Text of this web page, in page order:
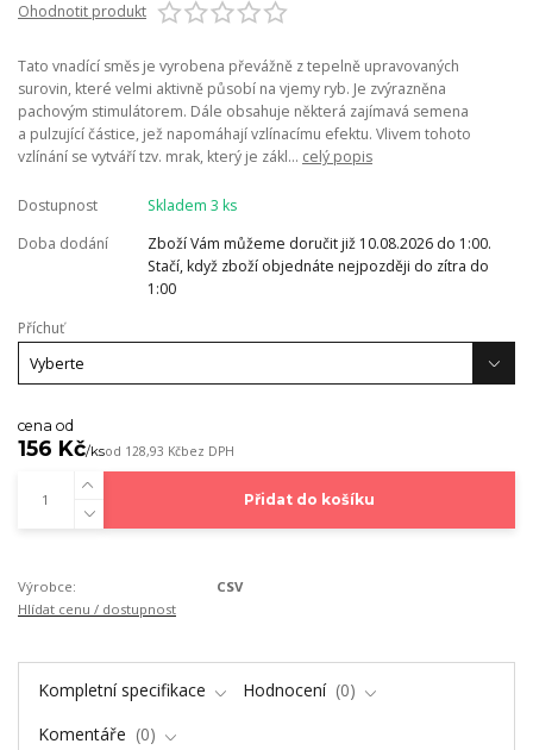
Ohodnotit produkt
Tato vnadící směs je vyrobena převážně z tepelně upravovaných
surovin, které velmi aktivně působí na vjemy ryb. Je zvýrazněna
pachovým stimulátorem. Dále obsahuje některá zajímavá semena
a pulzující částice, jež napomáhají vzlínacímu efektu. Vlivem tohoto
vzlínání se vytváří tzv. mrak, který je zákl... celý popis
Dostupnost
Skladem 3 ks
Doba dodání
Zboží Vám můžeme doručit již 10.08.2026 do 1:00.
Stačí, když zboží objednáte nejpozději do zítra do
1:00
Příchuť
cena od
156 Kč/ksod 128,93 Kčbez DPH
Přidat do košíku
Výrobce:
CSV
Hlídat cenu / dostupnost
Kompletní specifikace Hodnocení
0
Komentáře
0